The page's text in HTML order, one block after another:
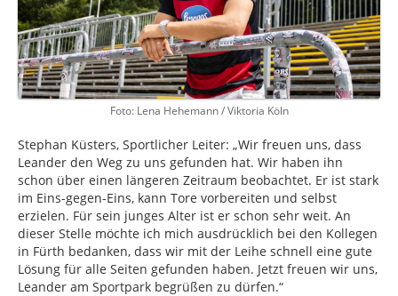
Foto: Lena Hehemann / Viktoria Köln
Stephan Küsters, Sportlicher Leiter: „Wir freuen uns, dass
Leander den Weg zu uns gefunden hat. Wir haben ihn
schon über einen längeren Zeitraum beobachtet. Er ist stark
im Eins-gegen-Eins, kann Tore vorbereiten und selbst
erzielen. Für sein junges Alter ist er schon sehr weit. An
dieser Stelle möchte ich mich ausdrücklich bei den Kollegen
in Fürth bedanken, dass wir mit der Leihe schnell eine gute
Lösung für alle Seiten gefunden haben. Jetzt freuen wir uns,
Leander am Sportpark begrüßen zu dürfen.“